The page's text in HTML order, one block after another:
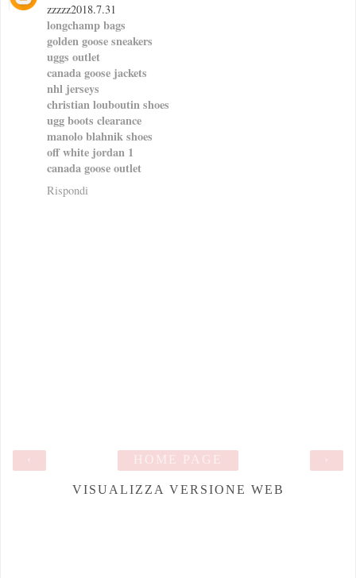
zzzzz2018.7.31
longchamp bags
golden goose sneakers
uggs outlet
canada goose jackets
nhl jerseys
christian louboutin shoes
ugg boots clearance
manolo blahnik shoes
off white jordan 1
canada goose outlet
Rispondi
›
HOME PAGE
VISUALIZZA VERSIONE WEB